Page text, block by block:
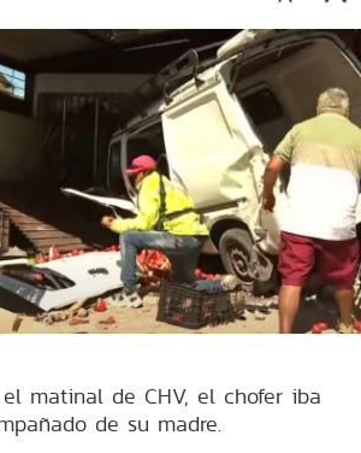
matinal de CHV, el chofer iba
de su madre.